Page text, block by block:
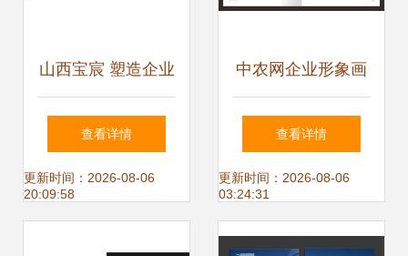
山西宝宸 塑造企业
形象的艺术与科学
查看详情
更新时间：2026-08-06
20:09:58
中农网企业形象画
册设计 构建品牌核
心价值，赋能数字
农业新篇章
查看详情
更新时间：2026-08-06
03:24:31